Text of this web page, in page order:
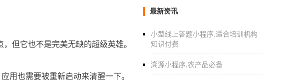
但它也不是完美无缺的超级英雄。
也需要被重新启动来清醒一下。
最新资讯
小型线上答题小程序,适合培训机构
知识付费
溯源小程序,农产品必备